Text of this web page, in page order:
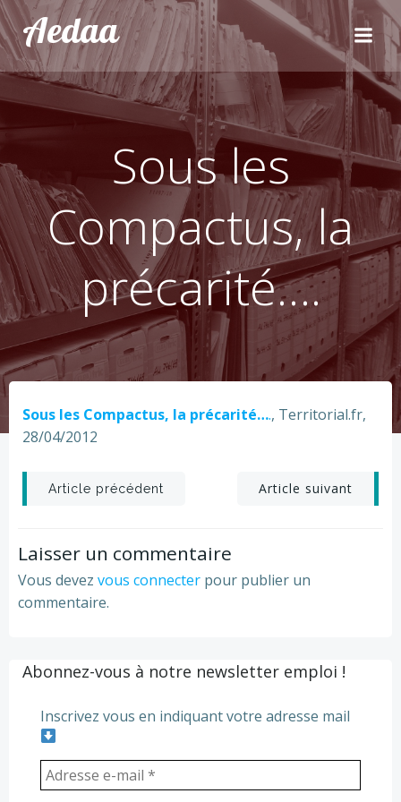
Aller
au
contenu
Aedaa
Sous les
Compactus, la
précarité….
Sous les Compactus, la précarité…., Territorial.fr,
28/04/2012
Post
navigation
Article précédent
Post
navigation
Article suivant
Laisser un commentaire
Vous devez vous connecter pour publier un
commentaire.
Abonnez-vous à notre newsletter emploi !
Inscrivez vous en indiquant votre adresse mail